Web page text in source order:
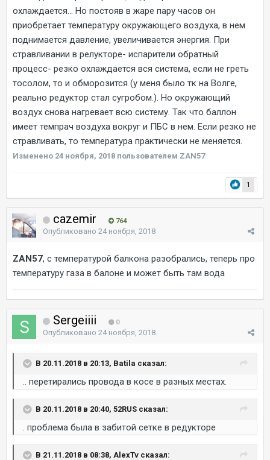
охлаждается... Но постояв в жаре пару часов он
приобретает температуру окружающего воздуха, в нем
поднимается давление, увеличивается энергия. При
стравливании в релукторе- испарители обратный
процесс- резко охлаждается вся система, если не греть
тосолом, то и обморозится (у меня было тк на Волге,
реально редуктор стал сугробом.). Но окружающий
воздух снова нагревает всю систему. Так что баллон
имеет темпрач воздуха вокруг и ПБС в нем. Если резко не
стравливать, то температура практически не меняется.
Изменено 24 ноября, 2018 пользователем ZAN57
1
cazemir 764
Опубликовано 24 ноября, 2018
ZAN57, с температурой балкона разобрались, теперь про
температуру газа в балоне и может быть там вода
Sergeiiii 0
Опубликовано 24 ноября, 2018
В 20.11.2018 в 20:13, Batila сказал:
.. перетирались провода в косе в разных местах.
В 20.11.2018 в 20:40, 52RUS сказал:
. проблема была в забитой сетке в редукторе
В 21.11.2018 в 08:38, AlexTv сказал: